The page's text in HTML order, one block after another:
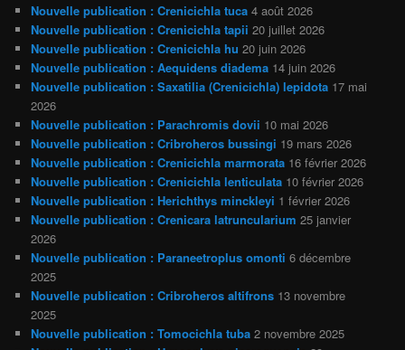
Nouvelle publication : Crenicichla tuca 4 août 2026
Nouvelle publication : Crenicichla tapii 20 juillet 2026
Nouvelle publication : Crenicichla hu 20 juin 2026
Nouvelle publication : Aequidens diadema 14 juin 2026
Nouvelle publication : Saxatilia (Crenicichla) lepidota 17 mai
2026
Nouvelle publication : Parachromis dovii 10 mai 2026
Nouvelle publication : Cribroheros bussingi 19 mars 2026
Nouvelle publication : Crenicichla marmorata 16 février 2026
Nouvelle publication : Crenicichla lenticulata 10 février 2026
Nouvelle publication : Herichthys minckleyi 1 février 2026
Nouvelle publication : Crenicara latruncularium 25 janvier
2026
Nouvelle publication : Paraneetroplus omonti 6 décembre
2025
Nouvelle publication : Cribroheros altifrons 13 novembre
2025
Nouvelle publication : Tomocichla tuba 2 novembre 2025